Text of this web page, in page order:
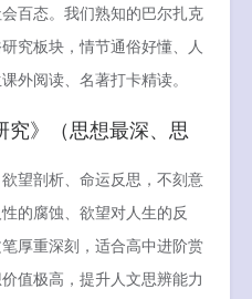
百态。我们熟知的巴尔扎克
究板块，情节通俗好懂、人
外阅读、名著打卡精读。
究》（思想最深、思
望剖析、命运反思，不刻意
的腐蚀、欲望对人生的反
厚重深刻，适合高中进阶赏
值极高，提升人文思辨能力